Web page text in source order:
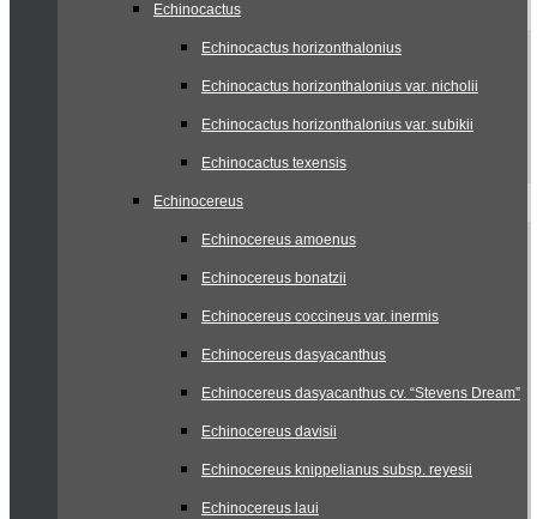
Echinocactus
Echinocactus horizonthalonius
Echinocactus horizonthalonius var. nicholii
Echinocactus horizonthalonius var. subikii
Echinocactus texensis
Echinocereus
Echinocereus amoenus
Echinocereus bonatzii
Echinocereus coccineus var. inermis
Echinocereus dasyacanthus
Echinocereus dasyacanthus cv. “Stevens Dream”
Echinocereus davisii
Echinocereus knippelianus subsp. reyesii
Echinocereus laui